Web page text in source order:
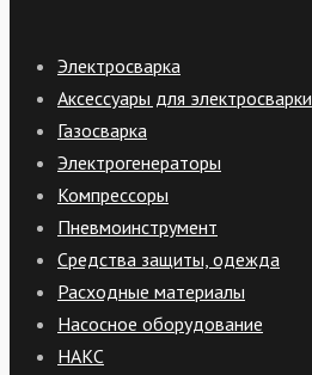
Электросварка
Аксессуары для электросварки
Газосварка
Электрогенераторы
Компрессоры
Пневмоинструмент
Средства защиты, одежда
Расходные материалы
Насосное оборудование
НАКС